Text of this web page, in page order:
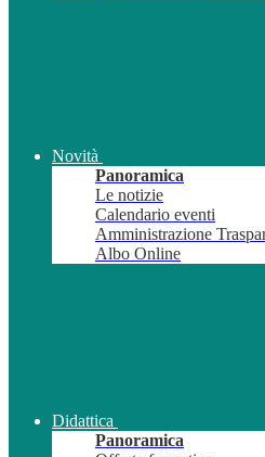
Novità
Panoramica
Le notizie
Calendario eventi
Amministrazione
Albo Online
Didattica
Panoramica